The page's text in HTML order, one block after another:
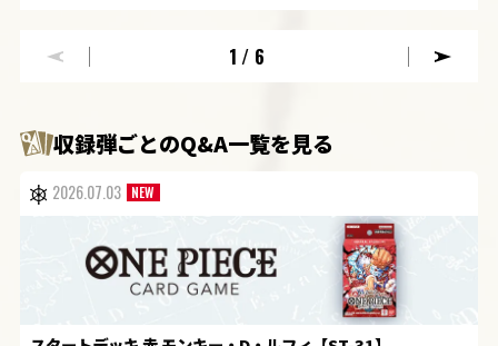
1/6
収録弾ごとのQ&A一覧を見る
2026.07.03